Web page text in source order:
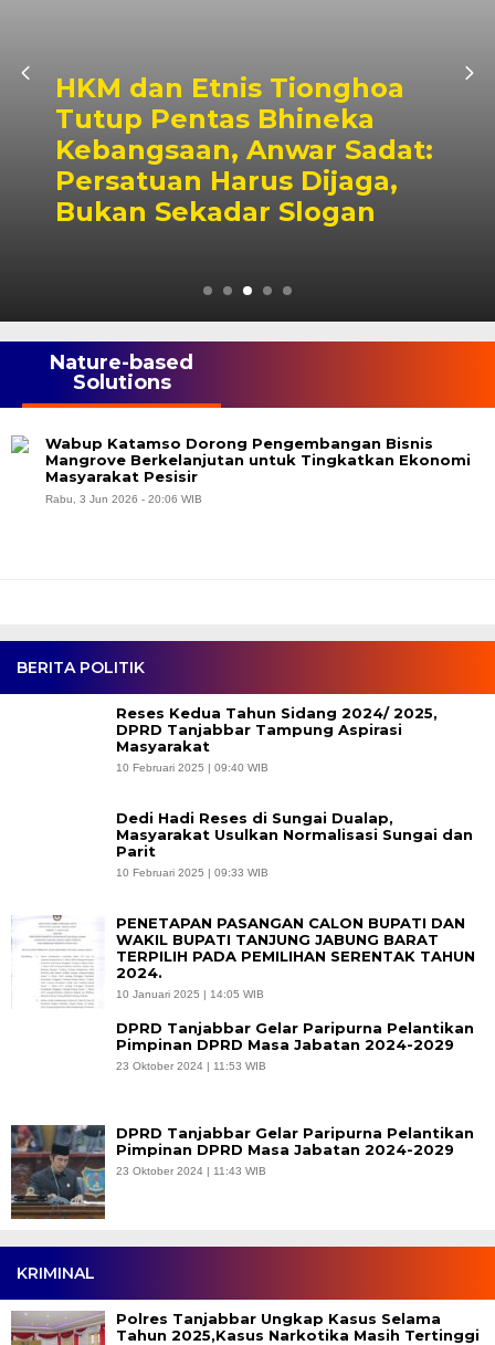
HKM dan Etnis Tionghoa
Tutup Pentas Bhineka
Kebangsaan, Anwar Sadat:
Persatuan Harus Dijaga,
Bukan Sekadar Slogan
BERITA POLITIK
Reses Kedua Tahun Sidang 2024/ 2025,
DPRD Tanjabbar Tampung Aspirasi
Masyarakat
10 Februari 2025 | 09:40 WIB
Dedi Hadi Reses di Sungai Dualap,
Masyarakat Usulkan Normalisasi Sungai dan
Parit
10 Februari 2025 | 09:33 WIB
PENETAPAN PASANGAN CALON BUPATI DAN
WAKIL BUPATI TANJUNG JABUNG BARAT
TERPILIH PADA PEMILIHAN SERENTAK TAHUN
2024.
10 Januari 2025 | 14:05 WIB
DPRD Tanjabbar Gelar Paripurna Pelantikan
Pimpinan DPRD Masa Jabatan 2024-2029
23 Oktober 2024 | 11:53 WIB
DPRD Tanjabbar Gelar Paripurna Pelantikan
Pimpinan DPRD Masa Jabatan 2024-2029
23 Oktober 2024 | 11:43 WIB
KRIMINAL
Polres Tanjabbar Ungkap Kasus Selama
Tahun 2025,Kasus Narkotika Masih Tertinggi
Nature-based
Solutions
Wabup Katamso Dorong Pengembangan Bisnis
Mangrove Berkelanjutan untuk Tingkatkan Ekonomi
Masyarakat Pesisir
Rabu, 3 Jun 2026 - 20:06 WIB